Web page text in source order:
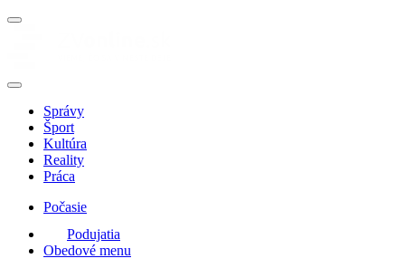
Správy
Šport
Kultúra
Reality
Práca
Počasie
Podujatia
Obedové menu